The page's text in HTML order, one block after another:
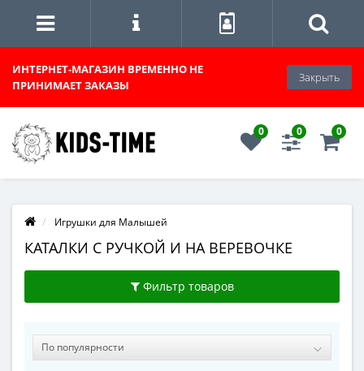
ИНТЕРНЕТ-МАГАЗИН ВРЕМЕННО НЕ
ПРИНИМАЕТ ЗАКАЗЫ
Закрыть
0 0 0
Игрушки для Малышей
КАТАЛКИ С РУЧКОЙ И НА ВЕРЕВОЧКЕ
Фильтр товаров